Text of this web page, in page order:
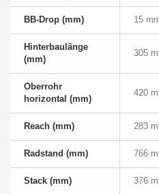
BB-Drop (mm) 15
Hinterbaulänge
(mm)
305
Oberrohr
horizontal (mm)
420
Reach (mm) 283
Radstand (mm) 766
Stack (mm) 376